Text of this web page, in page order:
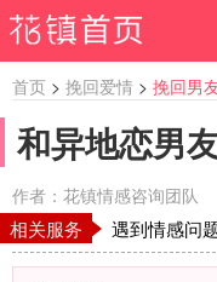
首页 > 挽回爱情 > 挽回男
和异地恋男
作者：花镇情感咨询团队
相关服务 遇到情感问